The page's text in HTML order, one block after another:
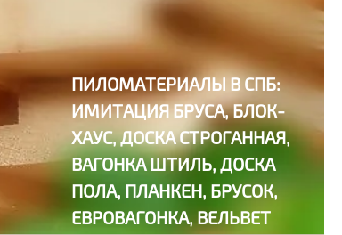
ПИЛОМАТЕРИАЛЫ В СПБ:
ИМИТАЦИЯ БРУСА,БЛОК-
ХАУС,ДОСКА СТРОГАННАЯ,
ВАГОНКА ШТИЛЬ, ДОСКА
ПОЛА, ПЛАНКЕН, БРУСОК,
ЕВРОВАГОНКА, ВЕЛЬВЕТ